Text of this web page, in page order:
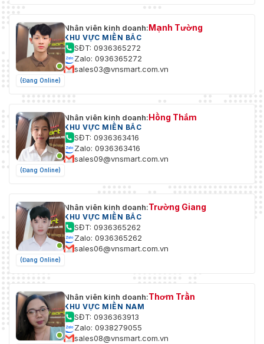
(Đang Online)
Nhân viên kinh doanh:Mạnh Tường
KHU VỰC MIỀN BẮC
SĐT: 0936365272
Zalo: 0936365272
sales03@vnsmart.com.vn
(Đang Online)
Nhân viên kinh doanh:Hồng Thắm
KHU VỰC MIỀN BẮC
SĐT: 0936363416
Zalo: 0936363416
sales09@vnsmart.com.vn
(Đang Online)
Nhân viên kinh doanh:Trường Giang
KHU VỰC MIỀN BẮC
SĐT: 0936365262
Zalo: 0936365262
sales06@vnsmart.com.vn
Nhân viên kinh doanh:Thơm Trần
KHU VỰC MIỀN NAM
SĐT: 0936363913
Zalo: 0938279055
sales08@vnsmart.com.vn